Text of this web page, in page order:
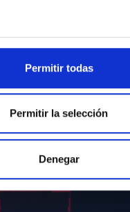
Permitir todas
Permitir la selección
Denegar